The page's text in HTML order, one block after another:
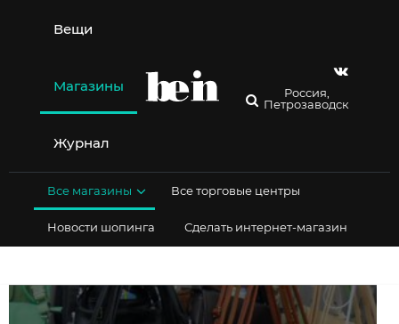
содержимому
Вещи
Магазины
Журнал
Россия,
Петрозаводск
Все магазины Все торговые центры
Новости шопинга Сделать интернет-магазин